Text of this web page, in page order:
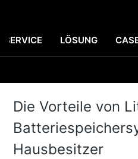
SERVICE LÖSUNG
Die Vorteile von
Hausbesitzer